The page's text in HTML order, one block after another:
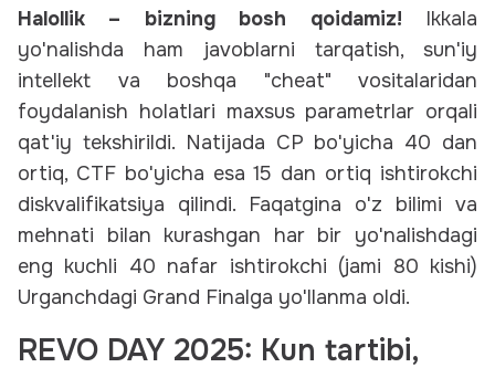
Halollik – bizning bosh qoidamiz! Ikkala
yo'nalishda ham javoblarni tarqatish, sun'iy
intellekt va boshqa "cheat" vositalaridan
foydalanish holatlari maxsus parametrlar orqali
qat'iy tekshirildi. Natijada CP bo'yicha 40 dan
ortiq, CTF bo'yicha esa 15 dan ortiq ishtirokchi
diskvalifikatsiya qilindi. Faqatgina o'z bilimi va
mehnati bilan kurashgan har bir yo'nalishdagi
eng kuchli 40 nafar ishtirokchi (jami 80 kishi)
Urganchdagi Grand Finalga yo'llanma oldi.
REVO DAY 2025: Kun tartibi,